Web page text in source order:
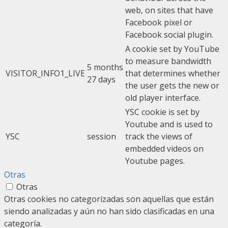
web, on sites that have
Facebook pixel or
Facebook social plugin.
VISITOR_INFO1_LIVE
5 months
27 days
A cookie set by YouTube
to measure bandwidth
that determines whether
the user gets the new or
old player interface.
YSC session
YSC cookie is set by
Youtube and is used to
track the views of
embedded videos on
Youtube pages.
Otras
Otras
Otras cookies no categorizadas son aquellas que están
siendo analizadas y aún no han sido clasificadas en una
categoría.